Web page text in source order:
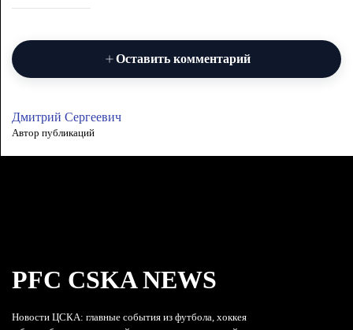
Оставить комментарий
Дмитрий Сергеевич
Автор публикаций
PFC CSKA NEWS
Новости ЦСКА: главные события из футбола, хоккея